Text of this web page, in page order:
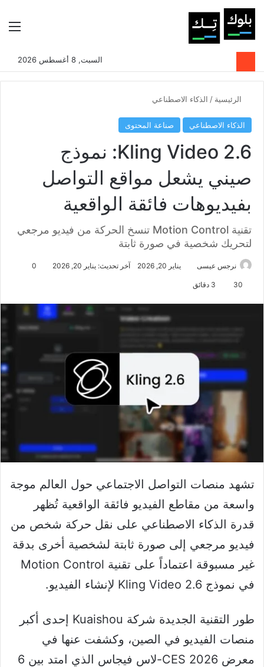
بحثالوضع
السبت, 8 أغسطس 2026
الرئيسية / الذكاء الاصطناعي
الذكاء الاصطناعي صناعة المحتوى
Kling Video 2.6: نموذج
صيني يشعل مواقع التواصل
بفيديوهات فائقة الواقعية
تقنية Motion Control تنسخ الحركة من فيديو مرجعي
لتحريك شخصية في صورة ثابتة
نرجس عيسى يناير 20, 2026 آخر تحديث: يناير 20, 2026 0
30
تشهد منصات التواصل الاجتماعي حول العالم موجة
واسعة من مقاطع الفيديو فائقة الواقعية تُظهر
قدرة الذكاء الاصطناعي على نقل حركة شخص من
فيديو مرجعي إلى صورة ثابتة لشخصية أخرى بدقة
غير مسبوقة اعتماداً على تقنية Motion Control
في نموذج Kling Video 2.6 لإنشاء الفيديو.
طور التقنية الجديدة شركة Kuaishou إحدى أكبر
منصات الفيديو في الصين، وكشفت عنها في
معرض CES 2026-لاس فيجاس الذي امتد بين 6